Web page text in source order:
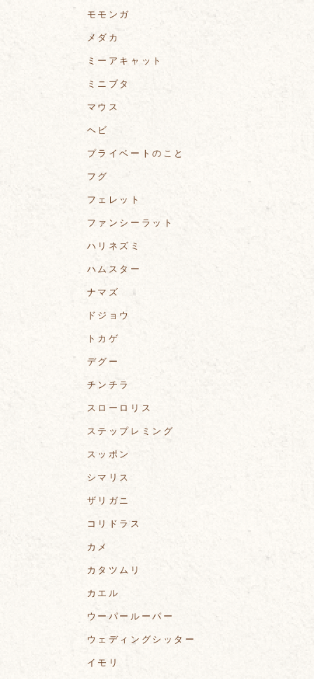
モモンガ
メダカ
ミーアキャット
ミニブタ
マウス
ヘビ
プライベートのこと
フグ
フェレット
ファンシーラット
ハリネズミ
ハムスター
ナマズ
ドジョウ
トカゲ
デグー
チンチラ
スローロリス
ステップレミング
スッポン
シマリス
ザリガニ
コリドラス
カメ
カタツムリ
カエル
ウーパールーパー
ウェディングシッター
イモリ